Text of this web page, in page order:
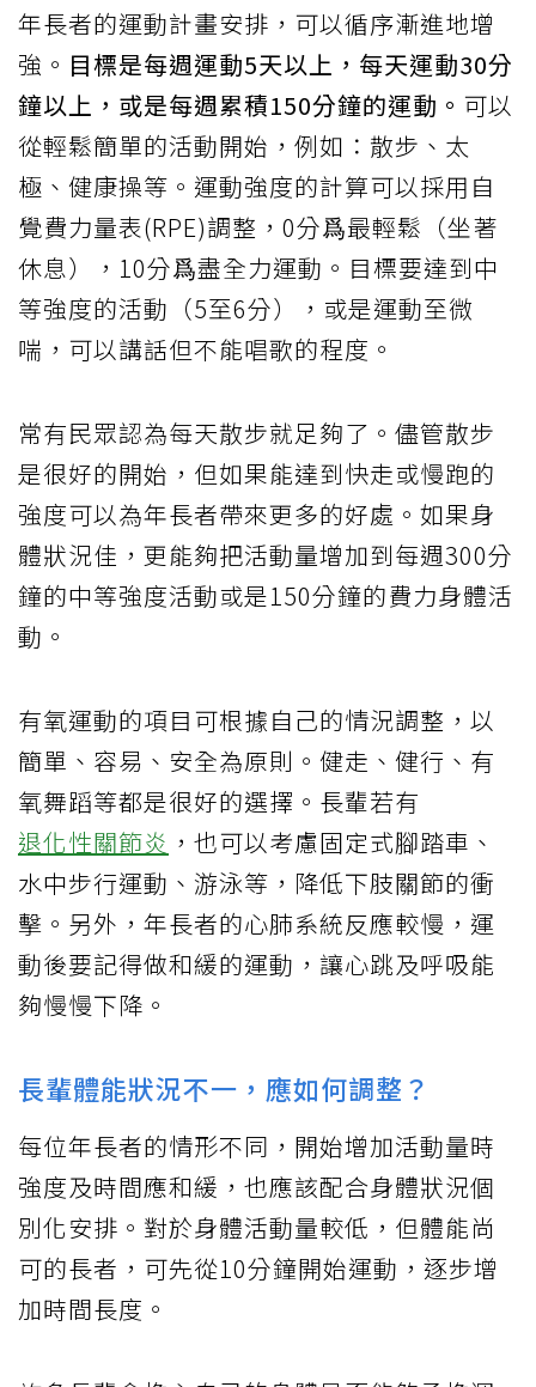
年長者的運動計畫安排，可以循序漸進地增
強。 目標是每週運動5天以上，每天運動30分
鐘以上，或是每週累積150分鐘的運動。 可以
從輕鬆簡單的活動開始，例如：散步、太
極、健康操等。運動強度的計算可以採用自
覺費力量表(RPE)調整，0分爲最輕鬆（坐著
休息），10分爲盡全力運動。目標要達到中
等強度的活動（5至6分），或是運動至微
喘，可以講話但不能唱歌的程度。
常有民眾認為每天散步就足夠了。儘管散步
是很好的開始，但如果能達到快走或慢跑的
強度可以為年長者帶來更多的好處。如果身
體狀況佳，更能夠把活動量增加到每週300分
鐘的中等強度活動或是150分鐘的費力身體活
動。
有氧運動的項目可根據自己的情況調整，以
簡單、容易、安全為原則。健走、健行、有
氧舞蹈等都是很好的選擇。長輩若有
退化性關節炎 ，也可以考慮固定式腳踏車、
水中步行運動、游泳等，降低下肢關節的衝
擊。另外，年長者的心肺系統反應較慢，運
動後要記得做和緩的運動，讓心跳及呼吸能
夠慢慢下降。
長輩體能狀況不一，應如何調整？
每位年長者的情形不同，開始增加活動量時
強度及時間應和緩，也應該配合身體狀況個
別化安排。對於身體活動量較低，但體能尚
可的長者，可先從10分鐘開始運動，逐步增
加時間長度。